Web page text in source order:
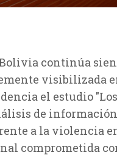
continúa
visibilizada
el estudio "Los
de información
a la violencia
comprometida